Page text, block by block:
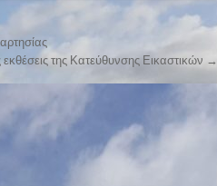
εκθέσεις της Κατεύθυνσης Εικαστικών →